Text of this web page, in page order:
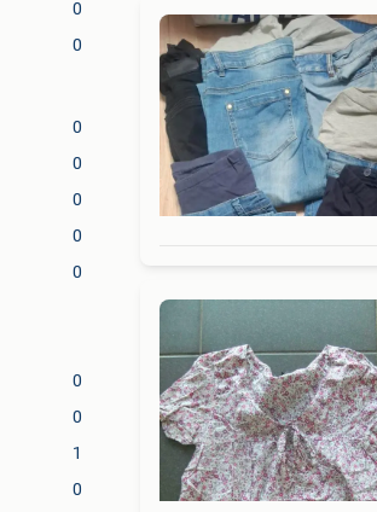
0
0
0
0
0
0
0
0
0
1
0